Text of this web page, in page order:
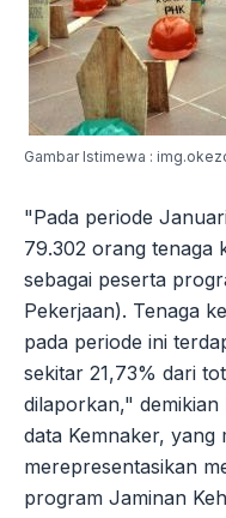
Gambar Istimewa :
"Pada periode
79.302 orang tenaga
sebagai peserta
Pekerjaan). Tenaga
pada periode ini
sekitar 21,73% dari
dilaporkan,"
data Kemnaker, yang
merepresentasikan
program Jaminan